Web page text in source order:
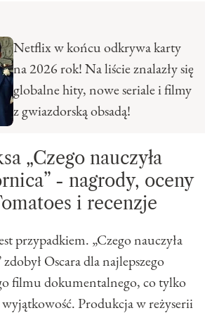
Netflix w końcu odkrywa karty
na 2026 rok! Na liście znalazły się
globalne hity, nowe seriale i filmy
z gwiazdorską obsadą!
„Czego nauczyła
- nagrody, oceny
i recenzje
przypadkiem. „Czego nauczyła
Oscara dla najlepszego
filmu dokumentalnego, co tylko
Produkcja w reżyserii